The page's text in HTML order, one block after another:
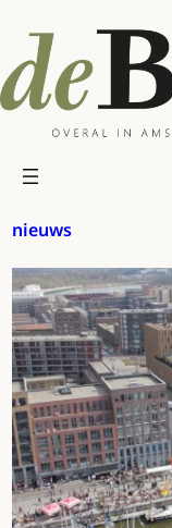
naar
de
inhoud
nieuws